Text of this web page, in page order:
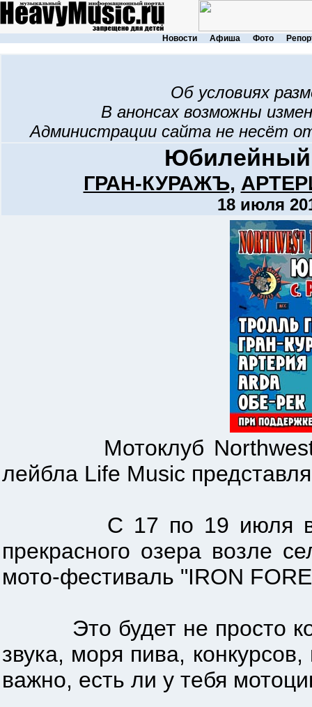
Новости Афиша Фото
Об условиях
В анонсах возможны
Администрации сайта не несёт
Юбилейный
ГРАН-КУРАЖЪ,
18 июля
Мотоклуб Northwest
лейбла Life Music
С 17 по 19 июля в
прекрасного озера возле
мото-фестиваль "IRON
Это будет не просто
звука, моря пива,
важно, есть ли у тебя